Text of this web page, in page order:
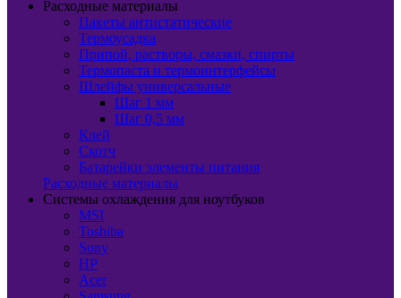
Расходные материалы
Пакеты антистатические
Термоусадка
Припой, растворы, смазки, спирты
Термопаста и термоинтерфейсы
Шлейфы универсальные
Шаг 1 мм
Шаг 0,5 мм
Клей
Скотч
Батарейки элементы питания
Расходные материалы
Системы охлаждения для ноутбуков
MSI
Toshiba
Sony
HP
Acer